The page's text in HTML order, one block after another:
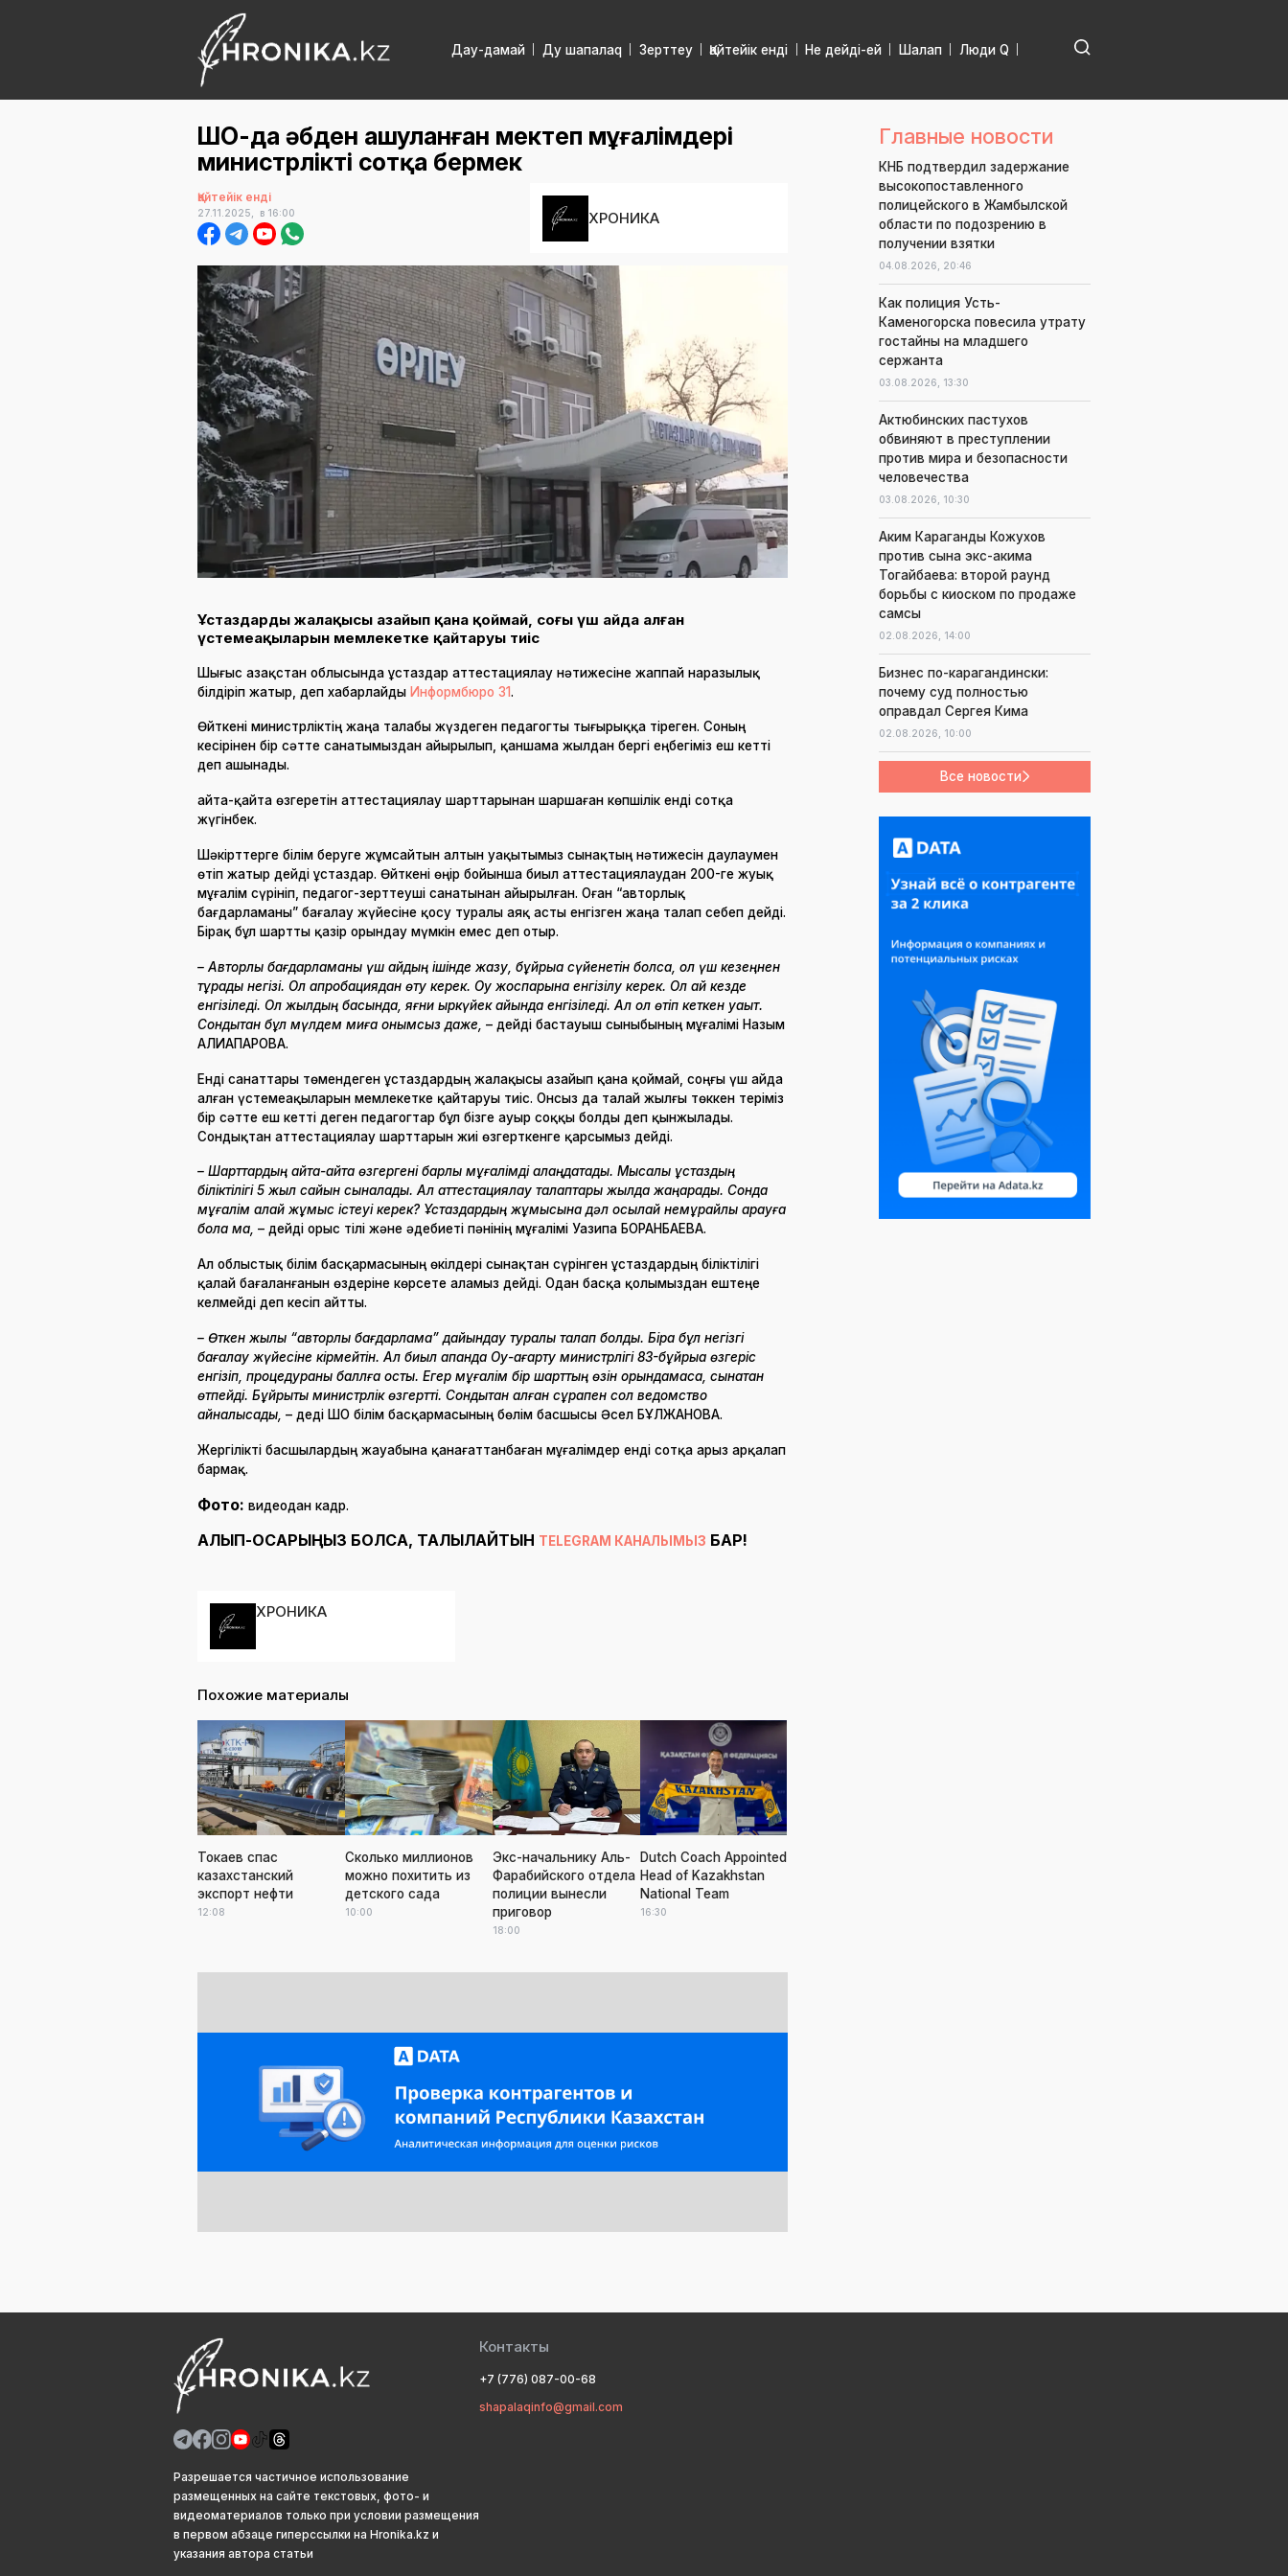
Дау-дамай Ду шапалаq Зерттеу Қайтейік енді Не дейді-ей Шалап Люди Q
ШҚО-да әбден ашуланған мектеп мұғалімдері
министрлікті сотқа бермек
Қайтейік енді
27.11.2025, в 16:00 ХРОНИКА
Ұстаздардың жалақысы азайып қана қоймай, соңғы үш айда алған
үстемеақыларын мемлекетке қайтаруы тиіс
Шығыс Қазақстан облысында ұстаздар аттестациялау нәтижесіне жаппай наразылық
білдіріп жатыр, деп хабарлайды Информбюро 31.
Өйткені министрліктің жаңа талабы жүздеген педагогты тығырыққа тіреген. Соның
кесірінен бір сәтте санатымыздан айырылып, қаншама жылдан бергі еңбегіміз еш кетті
деп ашынады.
Қайта-қайта өзгеретін аттестациялау шарттарынан шаршаған көпшілік енді сотқа
жүгінбек.
Шәкірттерге білім беруге жұмсайтын алтын уақытымыз сынақтың нәтижесін даулаумен
өтіп жатыр дейді ұстаздар. Өйткені өңір бойынша биыл аттестациялаудан 200-ге жуық
мұғалім сүрініп, педагог-зерттеуші санатынан айырылған. Оған “авторлық
бағдарламаны” бағалау жүйесіне қосу туралы аяқ асты енгізген жаңа талап себеп дейді.
Бірақ бұл шартты қазір орындау мүмкін емес деп отыр.
– Авторлық бағдарламаны үш айдың ішінде жазу, бұйрыққа сүйенетін болсақ, ол үш кезеңнен
тұрады негізі. Ол апробациядан өту керек. Оқу жоспарына енгізілу керек. Ол қай кезде
енгізіледі. Ол жылдың басында, яғни қыркүйек айында енгізіледі. Ал ол өтіп кеткен уақыт.
Сондықтан бұл мүлдем миға қонымсыз даже, – дейді бастауыш сыныбының мұғалімі Назым
ҚАЛИАҚПАРОВА.
Енді санаттары төмендеген ұстаздардың жалақысы азайып қана қоймай, соңғы үш айда
алған үстемеақыларын мемлекетке қайтаруы тиіс. Онсыз да талай жылғы төккен теріміз
бір сәтте еш кетті деген педагогтар бұл бізге ауыр соққы болды деп қынжылады.
Сондықтан аттестациялау шарттарын жиі өзгерткенге қарсымыз дейді.
– Шарттардың қайта-қайта өзгергені барлық мұғалімді алаңдатады. Мысалы ұстаздың
біліктілігі 5 жыл сайын сыналады. Ал аттестациялау талаптары жылда жаңарады. Сонда
мұғалім қалай жұмыс істеуі керек? Ұстаздардың жұмысына дәл осылай немқұрайлы қарауға
бола ма, – дейді орыс тілі және әдебиеті пәнінің мұғалімі Уазипа БОРАНБАЕВА.
Ал облыстық білім басқармасының өкілдері сынақтан сүрінген ұстаздардың біліктілігі
қалай бағаланғанын өздеріне көрсете аламыз дейді. Одан басқа қолымыздан ештеңе
келмейді деп кесіп айтты.
– Өткен жылы “авторлық бағдарлама” дайындау туралы талап болды. Бірақ бұл негізгі
бағалау жүйесіне кірмейтін. Ал биыл ақпанда Оқу-ағарту министрлігі 83-бұйрыққа өзгеріс
енгізіп, процедураны баллға қосты. Егер мұғалім бір шарттың өзін орындамаса, сынақтан
өтпейді. Бұйрықты министрлік өзгертті. Сондықтан қалған сұрақпен сол ведомство
айналысады, – деді ШҚО білім басқармасының бөлім басшысы Әсел БҰЛЖАНОВА.
Жергілікті басшылардың жауабына қанағаттанбаған мұғалімдер енді сотқа арыз арқалап
бармақ.
Фото: видеодан кадр.
АЛЫП-ҚОСАРЫҢЫЗ БОЛСА, ТАЛҚЫЛАЙТЫН TELEGRAM КАНАЛЫМЫЗ БАР!
ХРОНИКА
Похожие материалы
Токаев спас
казахстанский
экспорт нефти
12:08
Сколько миллионов
можно похитить из
детского сада
10:00
Экс-начальнику Аль-
Фарабийского отдела
полиции вынесли
приговор
18:00
Dutch Coach Appointed
Head of Kazakhstan
National Team
16:30
Главные новости
КНБ подтвердил задержание
высокопоставленного
полицейского в Жамбылской
области по подозрению в
получении взятки
04.08.2026, 20:46
Как полиция Усть-
Каменогорска повесила утрату
гостайны на младшего
сержанта
03.08.2026, 13:30
Актюбинских пастухов
обвиняют в преступлении
против мира и безопасности
человечества
03.08.2026, 10:30
Аким Караганды Кожухов
против сына экс-акима
Тогайбаева: второй раунд
борьбы с киоском по продаже
самсы
02.08.2026, 14:00
Бизнес по-карагандински:
почему суд полностью
оправдал Сергея Кима
02.08.2026, 10:00
Все новости
Разрешается частичное использование
размещенных на сайте текстовых, фото- и
видеоматериалов только при условии размещения
в первом абзаце гиперссылки на Hronika.kz и
указания автора статьи
Контакты
+7 (776) 087-00-68
shapalaqinfo@gmail.com